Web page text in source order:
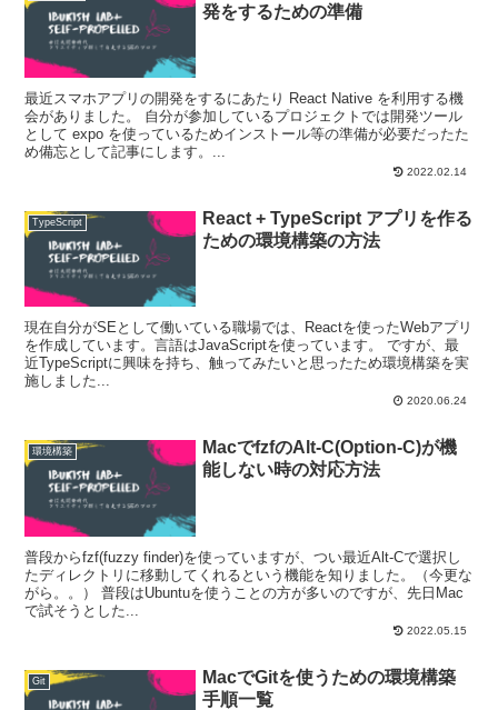
発をするための準備
最近スマホアプリの開発をするにあたり React Native を利用する機
会がありました。 自分が参加しているプロジェクトでは開発ツール
として expo を使っているためインストール等の準備が必要だったた
め備忘として記事にします。...
2022.02.14
TypeScript
React + TypeScript アプリを作る
ための環境構築の方法
現在自分がSEとして働いている職場では、Reactを使ったWebアプリ
を作成しています。言語はJavaScriptを使っています。 ですが、最
近TypeScriptに興味を持ち、触ってみたいと思ったため環境構築を実
施しました...
2020.06.24
環境構築
MacでfzfのAlt-C(Option-C)が機
能しない時の対応方法
普段からfzf(fuzzy finder)を使っていますが、つい最近Alt-Cで選択し
たディレクトリに移動してくれるという機能を知りました。（今更な
がら。。） 普段はUbuntuを使うことの方が多いのですが、先日Mac
で試そうとした...
2022.05.15
Git
MacでGitを使うための環境構築
手順一覧